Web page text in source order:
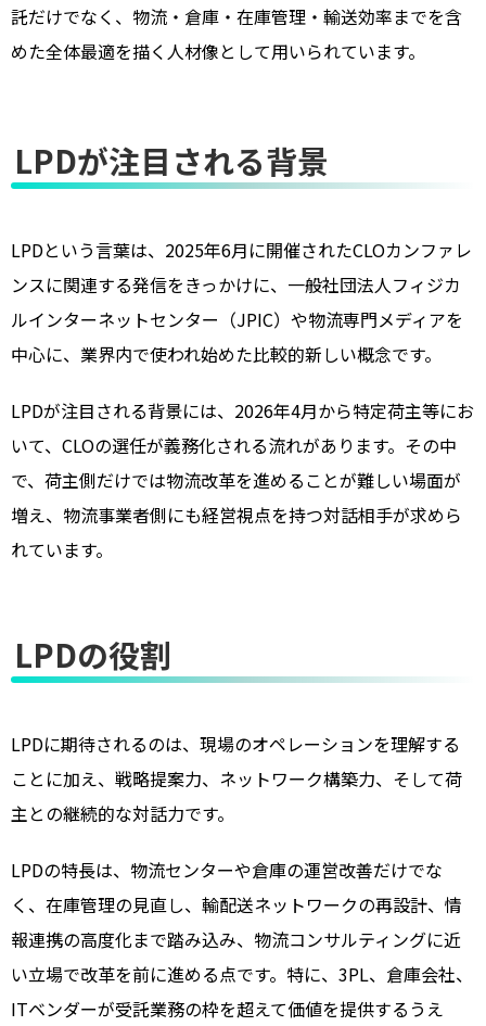
託だけでなく、物流・倉庫・在庫管理・輸送効率までを含
めた全体最適を描く人材像として用いられています。
LPDが注目される背景
LPDという言葉は、2025年6月に開催されたCLOカンファレ
ンスに関連する発信をきっかけに、一般社団法人フィジカ
ルインターネットセンター（JPIC）や物流専門メディアを
中心に、業界内で使われ始めた比較的新しい概念です。
LPDが注目される背景には、2026年4月から特定荷主等にお
いて、CLOの選任が義務化される流れがあります。その中
で、荷主側だけでは物流改革を進めることが難しい場面が
増え、物流事業者側にも経営視点を持つ対話相手が求めら
れています。
LPDの役割
LPDに期待されるのは、現場のオペレーションを理解する
ことに加え、戦略提案力、ネットワーク構築力、そして荷
主との継続的な対話力です。
LPDの特長は、物流センターや倉庫の運営改善だけでな
く、在庫管理の見直し、輸配送ネットワークの再設計、情
報連携の高度化まで踏み込み、物流コンサルティングに近
い立場で改革を前に進める点です。特に、3PL、倉庫会社、
ITベンダーが受託業務の枠を超えて価値を提供するうえ